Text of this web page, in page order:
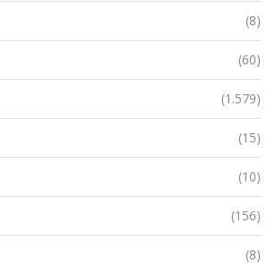
(8)
(60)
(1.579)
(15)
(10)
(156)
(8)